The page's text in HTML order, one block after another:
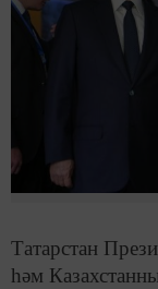
Татарстан
һәм